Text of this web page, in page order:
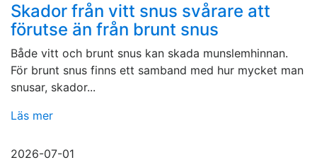
Skador från vitt snus svårare att
förutse än från brunt snus
Både vitt och brunt snus kan skada munslemhinnan.
För brunt snus finns ett samband med hur mycket man
snusar, skador...
Läs mer
2026-07-01